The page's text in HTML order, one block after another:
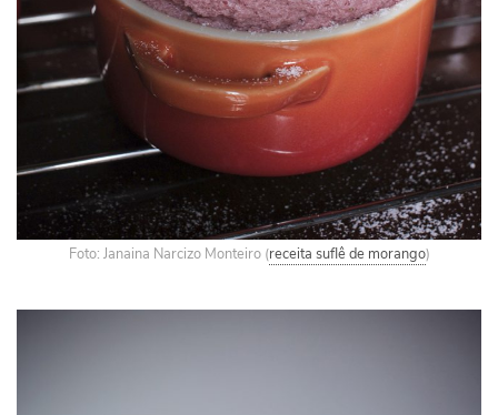
Foto: Janaina Narcizo Monteiro (receita suflê de morango)